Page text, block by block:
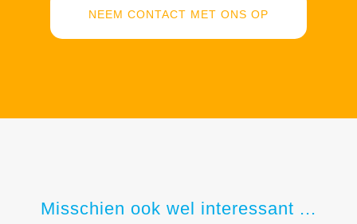
NEEM CONTACT MET ONS OP
Misschien ook wel interessant ...